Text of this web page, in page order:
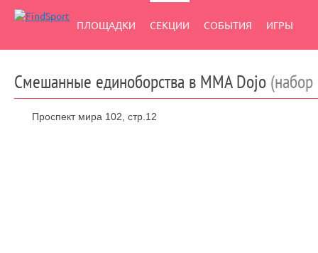
ПЛОЩАДКИ СЕКЦИИ СОБЫТИЯ ИГРЫ
Смешанные единоборства в MMA Dojo
Проспект мира 102, стр.12